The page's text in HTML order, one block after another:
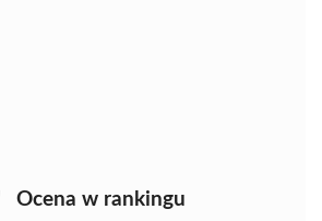
Ocena w rankingu